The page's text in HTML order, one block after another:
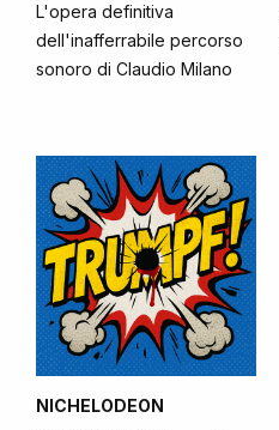
L'opera definitiva
dell'inafferrabile percorso
sonoro di Claudio Milano
NICHELODEON